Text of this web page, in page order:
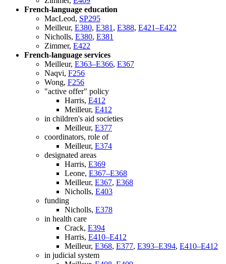
French-language education
MacLeod, SP295
Meilleur, E380, E381 , E388, E421–E422
Nicholls, E380, E381
Zimmer, E422
French-language services
Meilleur, E363–E366, E367
Naqvi, F256
Wong, F256
"active offer" policy
Harris, E412
Meilleur, E412
in children's aid societies
Meilleur, E377
coordinators, role of
Meilleur, E374
designated areas
Harris, E369
Leone, E367–E368
Meilleur, E367, E368
Nicholls, E403
funding
Nicholls, E378
in health care
Crack, E394
Harris, E410–E412
Meilleur, E368, E377, E393–E394, E410–E412
in judicial system